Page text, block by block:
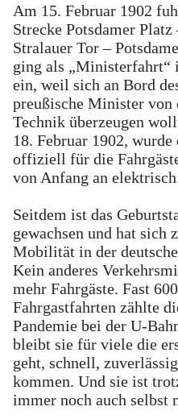
Am 15. Februar 1902
Strecke Potsdamer
Stralauer Tor –
ging als „Ministerfahrt“
ein, weil sich an Bord
preußische Minister von
Technik überzeugen
18. Februar 1902,
offiziell für die
von Anfang an
Seitdem ist das
gewachsen und hat sich
Mobilität in der
Kein anderes
mehr Fahrgäste. Fast
Fahrgastfahrten zählte
Pandemie bei der U-
bleibt sie für viele die
geht, schnell,
kommen. Und sie ist
immer noch auch selbst